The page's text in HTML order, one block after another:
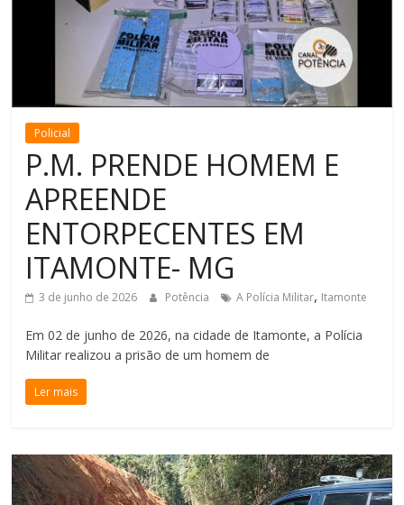
Policial
P.M. PRENDE HOMEM E
APREENDE
ENTORPECENTES EM
ITAMONTE- MG
3 de junho de 2026 Potência A Polícia Militar, Itamonte
Em 02 de junho de 2026, na cidade de Itamonte, a Polícia
Militar realizou a prisão de um homem de
Ler mais